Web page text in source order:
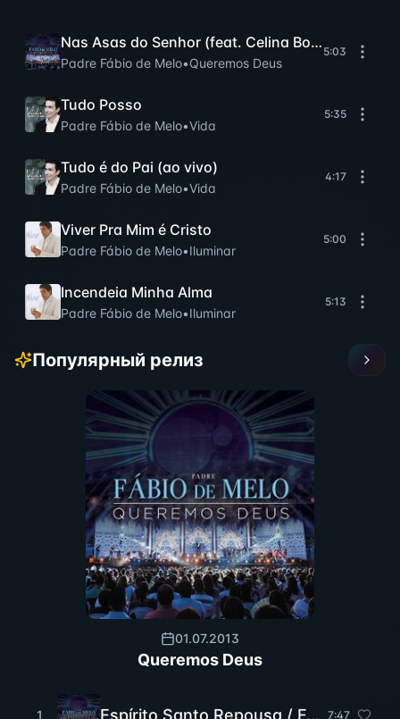
Nas Asas do Senhor (feat. Celina Borges)
Padre Fábio de Melo•Queremos Deus
5:03
Tudo Posso
Padre Fábio de Melo•Vida
5:35
Tudo é do Pai (ao vivo)
Padre Fábio de Melo•Vida
4:17
Viver Pra Mim é Cristo
Padre Fábio de Melo•Iluminar
5:00
Incendeia Minha Alma
Padre Fábio de Melo•Iluminar
5:13
Популярный релиз
01.07.2013
Queremos Deus
1 Espírito Santo Repousa / Faço Novas Todas as Coisas 7:47